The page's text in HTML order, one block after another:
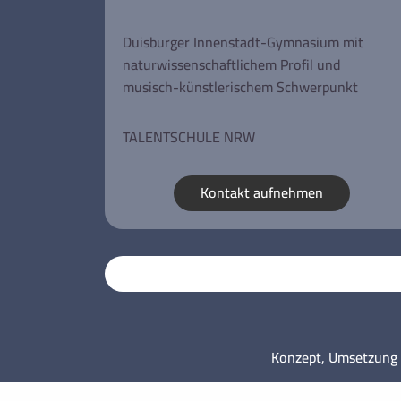
Duisburger Innenstadt-Gymnasium mit
naturwissenschaftlichem Profil und
musisch-künstlerischem Schwerpunkt
TALENTSCHULE NRW
Kontakt aufnehmen
Konzept,